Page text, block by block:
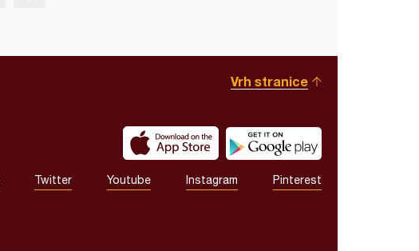
Vrh stranice
Twitter Youtube Instagram Pinterest